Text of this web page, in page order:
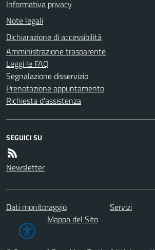
Informativa privacy
Note legali
Dichiarazione di accessibilità
Amministrazione trasparente
Leggi le FAQ
Segnalazione disservizio
Prenotazione appuntamento
Richiesta d'assistenza
SEGUICI SU
Newsletter
Dati monitoraggio Servizi
Mappa del Sito